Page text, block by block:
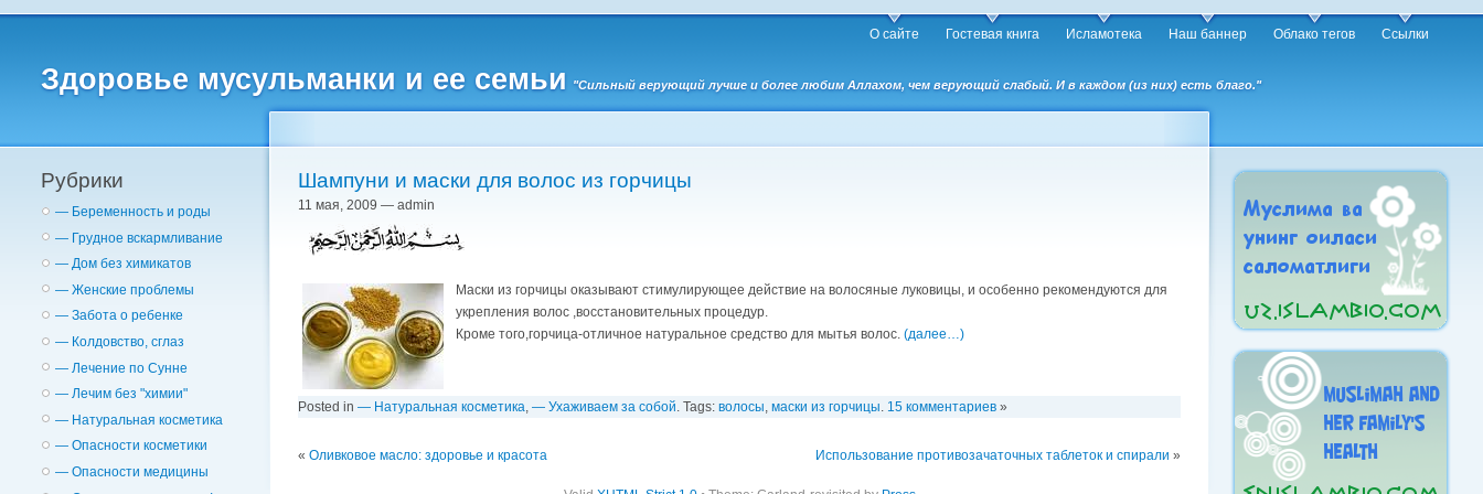
Здоровье мусульманки и ее семьи "Сильный верующий лучше и более любим Аллахом, чем верующий слабый. И в каждом (из них) есть благо."
О сайте Гостевая книга Исламотека Наш баннер Облако тегов Ссылки
Рубрики
— Беременность и роды
— Грудное вскармливание
— Дом без химикатов
— Женские проблемы
— Забота о ребенке
— Колдовство, сглаз
— Лечение по Сунне
— Лечим без "химии"
— Натуральная косметика
— Опасности косметики
— Опасности медицины
Шампуни и маски для волос из горчицы
11 мая, 2009 — admin
Маски из горчицы оказывают стимулирующее действие на волосяные луковицы, и особенно рекомендуются для
укрепления волос ,восстановительных процедур.
Кроме того,горчица-отличное натуральное средство для мытья волос. (далее…)
Posted in — Натуральная косметика — Ухаживаем за собой . Tags: волосы маски из горчицы 15 комментариев »
« Оливковое масло: здоровье и красота Использование противозачаточных таблеток и спирали »